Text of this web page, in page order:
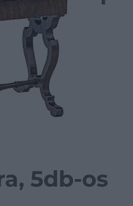
5db-os